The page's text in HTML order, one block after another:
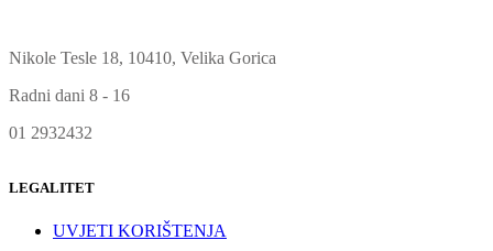
Nikole Tesle 18, 10410, Velika Gorica
Radni dani 8 - 16
01 2932432
LEGALITET
UVJETI KORIŠTENJA